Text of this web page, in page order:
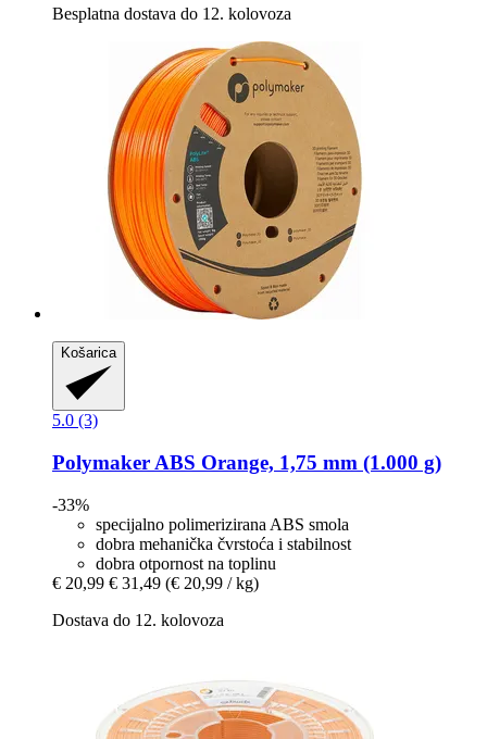
Besplatna dostava do 12. kolovoza
Košarica
5.0 (3)
Polymaker ABS Orange, 1,75 mm (1.000 g)
-33%
specijalno polimerizirana ABS smola
dobra mehanička čvrstoća i stabilnost
dobra otpornost na toplinu
€ 20,99 € 31,49 (€ 20,99 / kg)
Dostava do 12. kolovoza